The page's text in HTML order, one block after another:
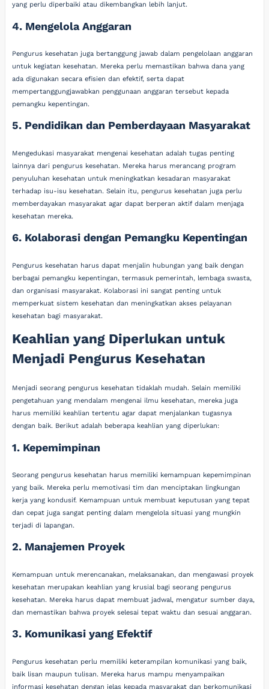
yang perlu diperbaiki atau dikembangkan lebih lanjut.
4. Mengelola Anggaran
Pengurus kesehatan juga bertanggung jawab dalam pengelolaan anggaran
untuk kegiatan kesehatan. Mereka perlu memastikan bahwa dana yang
ada digunakan secara efisien dan efektif, serta dapat
mempertanggungjawabkan penggunaan anggaran tersebut kepada
pemangku kepentingan.
5. Pendidikan dan Pemberdayaan Masyarakat
Mengedukasi masyarakat mengenai kesehatan adalah tugas penting
lainnya dari pengurus kesehatan. Mereka harus merancang program
penyuluhan kesehatan untuk meningkatkan kesadaran masyarakat
terhadap isu-isu kesehatan. Selain itu, pengurus kesehatan juga perlu
memberdayakan masyarakat agar dapat berperan aktif dalam menjaga
kesehatan mereka.
6. Kolaborasi dengan Pemangku Kepentingan
Pengurus kesehatan harus dapat menjalin hubungan yang baik dengan
berbagai pemangku kepentingan, termasuk pemerintah, lembaga swasta,
dan organisasi masyarakat. Kolaborasi ini sangat penting untuk
memperkuat sistem kesehatan dan meningkatkan akses pelayanan
kesehatan bagi masyarakat.
Keahlian yang Diperlukan untuk
Menjadi Pengurus Kesehatan
Menjadi seorang pengurus kesehatan tidaklah mudah. Selain memiliki
pengetahuan yang mendalam mengenai ilmu kesehatan, mereka juga
harus memiliki keahlian tertentu agar dapat menjalankan tugasnya
dengan baik. Berikut adalah beberapa keahlian yang diperlukan:
1. Kepemimpinan
Seorang pengurus kesehatan harus memiliki kemampuan kepemimpinan
yang baik. Mereka perlu memotivasi tim dan menciptakan lingkungan
kerja yang kondusif. Kemampuan untuk membuat keputusan yang tepat
dan cepat juga sangat penting dalam mengelola situasi yang mungkin
terjadi di lapangan.
2. Manajemen Proyek
Kemampuan untuk merencanakan, melaksanakan, dan mengawasi proyek
kesehatan merupakan keahlian yang krusial bagi seorang pengurus
kesehatan. Mereka harus dapat membuat jadwal, mengatur sumber daya,
dan memastikan bahwa proyek selesai tepat waktu dan sesuai anggaran.
3. Komunikasi yang Efektif
Pengurus kesehatan perlu memiliki keterampilan komunikasi yang baik,
baik lisan maupun tulisan. Mereka harus mampu menyampaikan
informasi kesehatan dengan jelas kepada masyarakat dan berkomunikasi